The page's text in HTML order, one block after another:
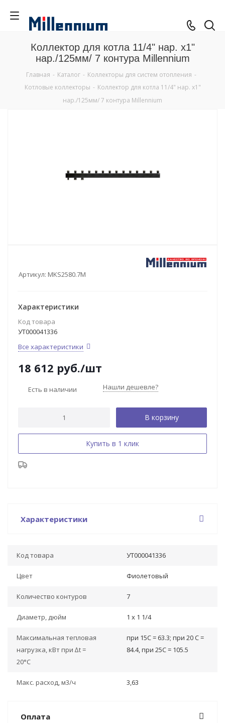
Коллектор для котла 11/4" нар. х1"
нар./125мм/ 7 контура Millennium
Главная - Каталог - Коллекторы для систем отопления -
Котловые коллекторы - Коллектор для котла 11/4" нар. х1"
нар./125мм/ 7 контура Millennium
Артикул: MKS2580.7M
Характеристики
Код товара
УТ000041336
Все характеристики
18 612 руб./шт
Есть в наличии Нашли дешевле?
В корзину
Купить в 1 клик
Характеристики
Код товара УТ000041336
Цвет Фиолетовый
Количество контуров 7
Диаметр, дюйм 1 х 1 1/4
Максимальная тепловая
нагрузка, кВт при ∆t =
20°C
при 15C = 63.3; при 20 C =
84.4, при 25C = 105.5
Макс. расход, м3/ч 3,63
Оплата